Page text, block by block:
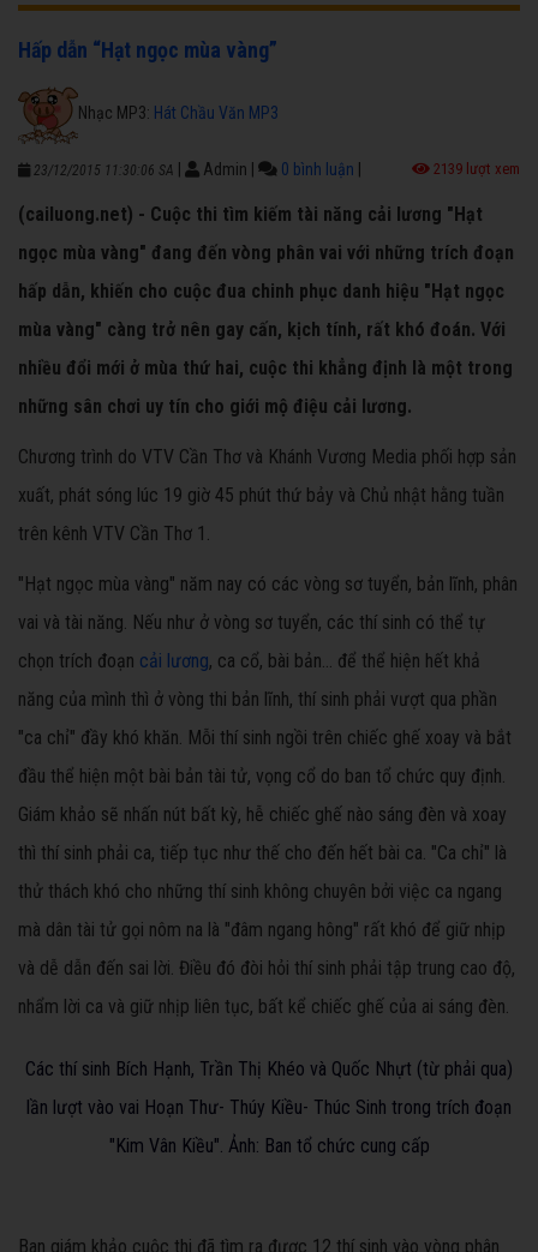
Hấp dẫn “Hạt ngọc mùa vàng”
Nhạc MP3: Hát Chầu Văn MP3
23/12/2015 11:30:06 SA Admin 0 bình luận 2139 lượt xem
(cailuong.net) - Cuộc thi tìm kiếm tài năng cải lương "Hạt
ngọc mùa vàng" đang đến vòng phân vai với những trích đoạn
hấp dẫn, khiến cho cuộc đua chinh phục danh hiệu "Hạt ngọc
mùa vàng" càng trở nên gay cấn, kịch tính, rất khó đoán. Với
nhiều đổi mới ở mùa thứ hai, cuộc thi khẳng định là một trong
những sân chơi uy tín cho giới mộ điệu cải lương.
Chương trình do VTV Cần Thơ và Khánh Vương Media phối hợp sản
xuất, phát sóng lúc 19 giờ 45 phút thứ bảy và Chủ nhật hằng tuần
trên kênh VTV Cần Thơ 1.
"Hạt ngọc mùa vàng" năm nay có các vòng sơ tuyển, bản lĩnh, phân
vai và tài năng. Nếu như ở vòng sơ tuyển, các thí sinh có thể tự
chọn trích đoạn cải lương, ca cổ, bài bản… để thể hiện hết khả
năng của mình thì ở vòng thi bản lĩnh, thí sinh phải vượt qua phần
"ca chỉ" đầy khó khăn. Mỗi thí sinh ngồi trên chiếc ghế xoay và bắt
đầu thể hiện một bài bản tài tử, vọng cổ do ban tổ chức quy định.
Giám khảo sẽ nhấn nút bất kỳ, hễ chiếc ghế nào sáng đèn và xoay
thì thí sinh phải ca, tiếp tục như thế cho đến hết bài ca. "Ca chỉ" là
thử thách khó cho những thí sinh không chuyên bởi việc ca ngang
mà dân tài tử gọi nôm na là "đâm ngang hông" rất khó để giữ nhịp
và dễ dẫn đến sai lời. Điều đó đòi hỏi thí sinh phải tập trung cao độ,
nhẩm lời ca và giữ nhịp liên tục, bất kể chiếc ghế của ai sáng đèn.
Các thí sinh Bích Hạnh, Trần Thị Khéo và Quốc Nhựt (từ phải qua)
lần lượt vào vai Hoạn Thư- Thúy Kiều- Thúc Sinh trong trích đoạn
"Kim Vân Kiều". Ảnh: Ban tổ chức cung cấp
Ban giám khảo cuộc thi đã tìm ra được 12 thí sinh vào vòng phân